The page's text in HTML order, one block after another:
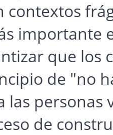
contextos
importante
que los
de "no
las personas
de